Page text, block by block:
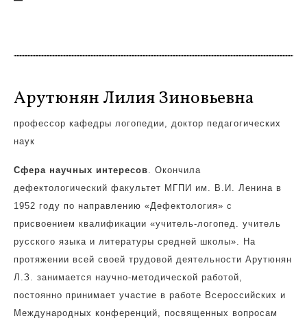
Арутюнян Лилия Зиновьевна
профессор кафедры логопедии, доктор педагогических
наук
Сфера научных интересов. Окончила
дефектологический факультет МГПИ им. В.И. Ленина в
1952 году по направлению «Дефектология» с
присвоением квалификации «учитель-логопед. учитель
русского языка и литературы средней школы». На
протяжении всей своей трудовой деятельности Арутюнян
Л.З. занимается научно-методической работой,
постоянно принимает участие в работе Всероссийских и
Международных конференций, посвященных вопросам